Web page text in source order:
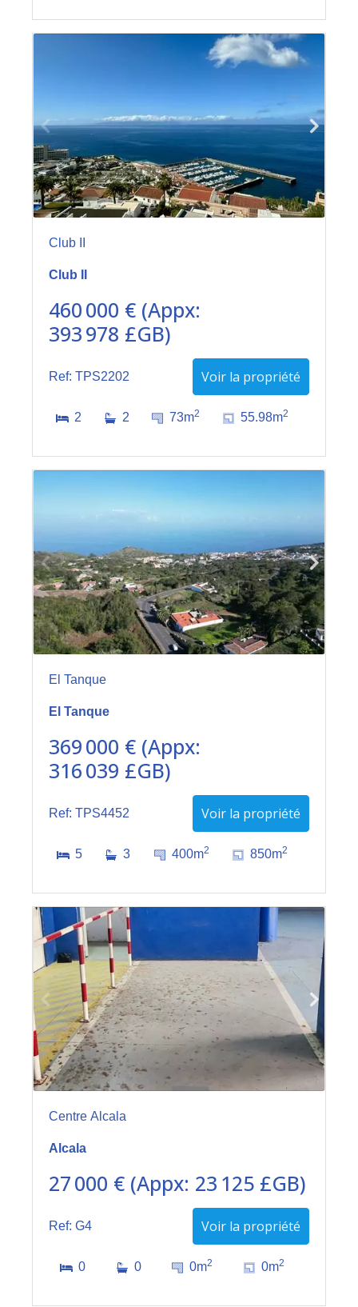
Club II
Club II
460 000 € (Appx:
393 978 £GB)
Ref: TPS2202 Voir la propriété
2 2 73m2 55.98m2
El Tanque
El Tanque
369 000 € (Appx:
316 039 £GB)
Ref: TPS4452 Voir la propriété
5 3 400m2 850m2
Centre Alcala
Alcala
27 000 € (Appx: 23 125 £GB)
Ref: G4 Voir la propriété
0 0 0m2 0m2